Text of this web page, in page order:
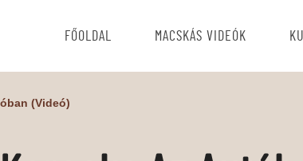
FŐOLDAL MACSKÁS VIDEÓK
(videó)